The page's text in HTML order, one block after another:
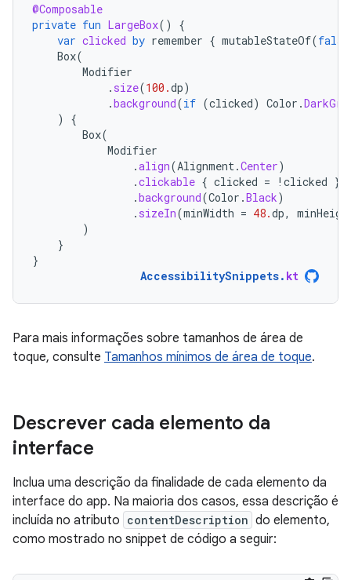
@Composable
private fun LargeBox()
{
var clicked by remember { mutableStateOf(false
Box(
Modifier
. size(100.dp)
.background(if (clicked) Color .
)
{
Box(
Modifier
.align(Alignment .Center)
.clickable { clicked = ! clicked }
.background(Color .Black)
. sizeIn(minWidth = 48.dp,
)
}
}
AccessibilitySnippets. kt
Para mais informações sobre tamanhos de área de
toque, consulte Tamanhos mínimos de área de toque.
Descrever cada elemento da
interface
Inclua uma descrição da finalidade de cada elemento da
interface do app. Na maioria dos casos, essa descrição é
incluída no atributo contentDescription do elemento,
como mostrado no snippet de código a seguir: